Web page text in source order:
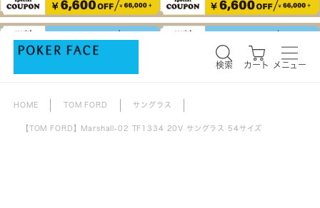
検索 カート メニュー
検索 カート メニュー
HOME TOM FORD サングラス
【TOM FORD】Marshall-02 TF1334 20V サングラス 54サイズ